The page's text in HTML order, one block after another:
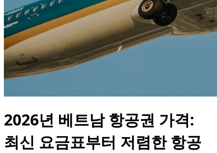
2026년 베트남 항공권 가격:
최신 요금표부터 저렴한 항공